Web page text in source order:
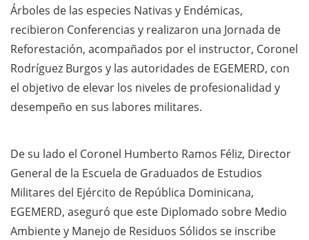
Árboles de las especies Nativas y Endémicas,
recibieron Conferencias y realizaron una Jornada de
Reforestación, acompañados por el instructor, Coronel
Rodríguez Burgos y las autoridades de EGEMERD, con
el objetivo de elevar los niveles de profesionalidad y
desempeño en sus labores militares.
De su lado el Coronel Humberto Ramos Féliz, Director
General de la Escuela de Graduados de Estudios
Militares del Ejército de República Dominicana,
EGEMERD, aseguró que este Diplomado sobre Medio
Ambiente y Manejo de Residuos Sólidos se inscribe